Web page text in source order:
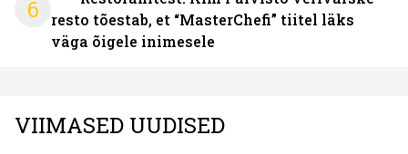
6
resto tõestab, et “MasterChefi” tiitel läks
väga õigele inimesele
VIIMASED UUDISED